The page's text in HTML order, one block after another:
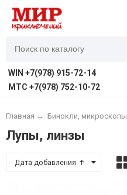
WIN +7(978) 915-72-14
MTC +7(978) 752-10-72
Главная → Бинокли, микроскопы
Лупы, линзы
Дата добавления